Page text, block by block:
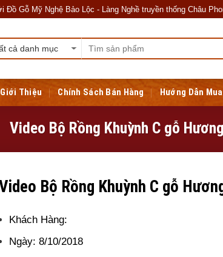
Mỹ Nghệ Bảo Lộc - Làng Nghề truyền thống Châu
Giới Thiệu Chính Sách Bán Hàng Hướng Dẫn
Video Bộ Rồng Khuỳnh C gỗ
Bộ Rồng Khuỳnh C gỗ
Khách Hàng:
Ngày: 8/10/2018